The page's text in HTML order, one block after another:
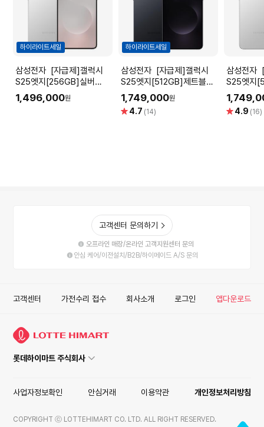
하이라이트세일
삼성전자 [자급제]갤럭시
S25엣지[256GB]실버
[SM-S937N]
1,496,000원
하이라이트세일
삼성전자 [자급제]갤럭시
S25엣지[512GB]제트블랙
[SM-S937N]
1,749,000원
별 4.7 (14)
삼성전자 [자급제]갤럭시
S25엣지
S937N]
별 4.9 (16)
고객센터 문의하기
오프라인 매장/온라인 고객지원센터 문의
안심 케어/이전설치/B2B/하이메이드 A/S 문의
고객센터 가전수리 접수 회사소개 로그인 앱다운로드
롯데하이마트 주식회사
사업자정보확인 안심거래 이용약관 개인정보처리방침
COPYRIGHT ⓒ LOTTEHIMART CO. LTD. ALL RIGHT RESERVED.